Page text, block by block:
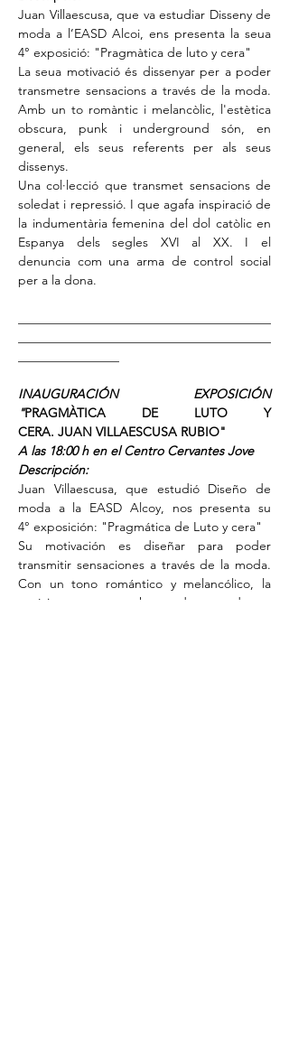
Juan Villaescusa, que va estudiar Disseny de
moda a l’EASD Alcoi, ens presenta la seua
4° exposició: "Pragmàtica de luto y cera"
La seua motivació és dissenyar per a poder
transmetre sensacions a través de la moda.
Amb un to romàntic i melancòlic, l'estètica
obscura, punk i underground són, en
general, els seus referents per als seus
dissenys.
Una col·lecció que transmet sensacions de
soledat i repressió. I que agafa inspiració de
la indumentària femenina del dol catòlic en
Espanya dels segles XVI al XX. I el
denuncia com una arma de control social
per a la dona.
INAUGURACIÓN EXPOSICIÓN
"PRAGMÀTICA DE LUTO Y
CERA. JUAN VILLAESCUSA RUBIO"
A las 18:00 h en el Centro Cervantes Jove
Descripción:
Juan Villaescusa, que estudió Diseño de
moda a la EASD Alcoy, nos presenta su
4° exposición: "Pragmática de Luto y cera"
Su motivación es diseñar para poder
transmitir sensaciones a través de la moda.
Con un tono romántico y melancólico, la
estética oscura, punk y underground son,